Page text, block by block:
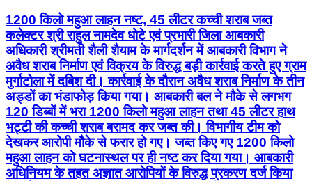
1200 किलो महुआ लाहन नष्ट, 45 लीटर कच्ची शराब जब्त
कलेक्टर श्री राहुल नामदेव धोटे एवं प्रभारी जिला आबकारी
अधिकारी श्रीमती शैली शैयाम के मार्गदर्शन में आबकारी विभाग ने
अवैध शराब निर्माण एवं विक्रय के विरुद्ध बड़ी कार्रवाई करते हुए ग्राम
मुर्गाटोला में दबिश दी। कार्रवाई के दौरान अवैध शराब निर्माण के तीन
अड्डों का भंडाफोड़ किया गया। आबकारी बल ने मौके से लगभग
120 डिब्बों में भरा 1200 किलो महुआ लाहन तथा 45 लीटर हाथ
भट्टी की कच्ची शराब बरामद कर जब्त की। विभागीय टीम को
देखकर आरोपी मौके से फरार हो गए। जब्त किए गए 1200 किलो
महुआ लाहन को घटनास्थल पर ही नष्ट कर दिया गया। आबकारी
अधिनियम के तहत अज्ञात आरोपियों के विरुद्ध प्रकरण दर्ज किया